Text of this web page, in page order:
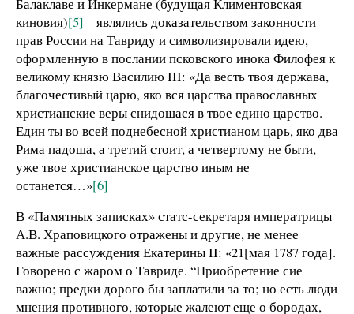
киновия)[5] – являлись доказательством законности
прав России на Тавриду и символизировали идею,
оформленную в послании псковского инока Филофея к
великому князю Василию III: «Да весть твоя держава,
благочестивый царю, яко вся царства православных
христианские веры снидошася в твое едино царство.
Един ты во всей поднебесной христианом царь, яко два
Рима падоша, а третий стоит, а четвертому не быти, –
уже твое христианское царство иным не
останется…»[6]
В «Памятных записках» статс-секретаря императрицы
А.В. Храповицкого отражены и другие, не менее
важные рассуждения Екатерины II: «21[мая 1787 года].
Говорено с жаром о Тавриде. “Приобретение сие
важно; предки дорого бы заплатили за то; но есть люди
мнения противного, которые жалеют еще о бородах,